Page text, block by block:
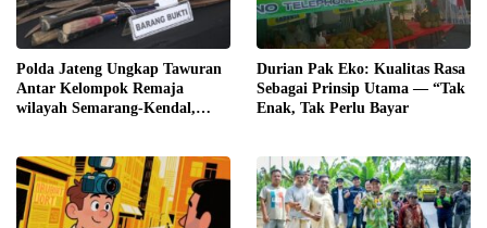
Polda Jateng Ungkap Tawuran
Antar Kelompok Remaja
wilayah Semarang-Kendal,
Durian Pak Eko: Kualitas Rasa
Sebagai Prinsip Utama — “Tak
Enak, Tak Perlu Bayar